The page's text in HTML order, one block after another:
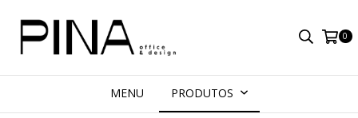
0
MENU PRODUTOS